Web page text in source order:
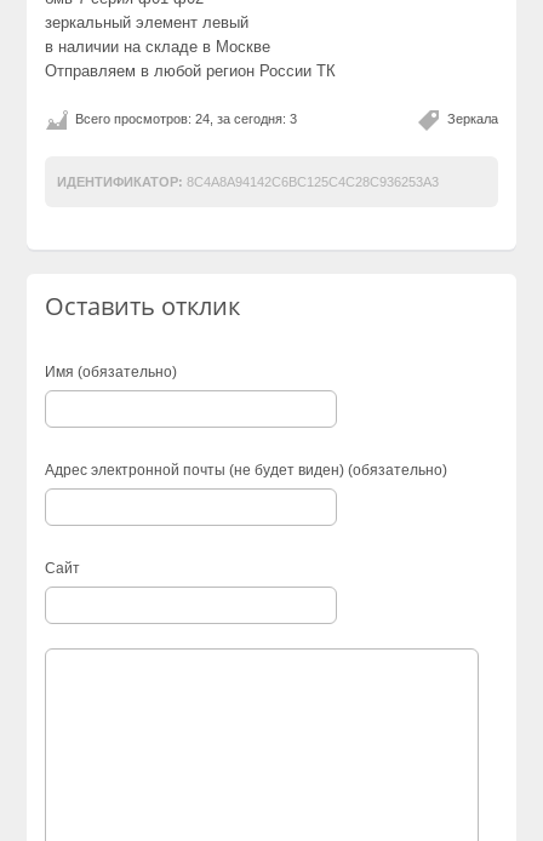
зеркальный элемент левый
в наличии на складе в Москве
Отправляем в любой регион России ТК
Зеркала
Всего просмотров: 24, за сегодня: 3
ИДЕНТИФИКАТОР: 8C4A8A94142C6BC125C4C28C936253A3
Оставить отклик
Имя (обязательно)
Адрес электронной почты (не будет виден) (обязательно)
Сайт